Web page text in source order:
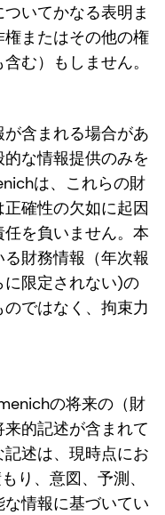
いてかなる表明ま
またはその他の権
む）もしません。
含まれる場合があ
な情報提供のみを
は、これらの財
確性の欠如に起因
を負いません。本
財務情報（年次報
限定されない)の
ではなく、拘束力
の将来の（財
的記述が含まれて
述は、現時点にお
り、意図、予測、
情報に基づいてい